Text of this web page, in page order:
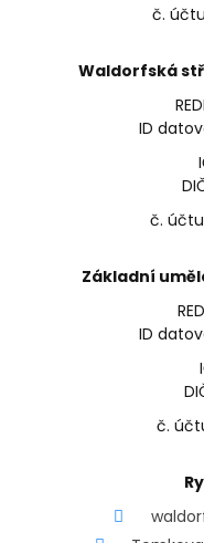
č.
Waldorfská
ID
č.
Základní
ID
č.